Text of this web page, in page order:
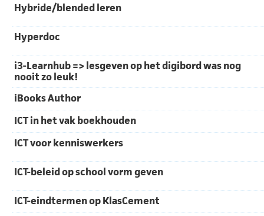
Hybride/blended leren
Hyperdoc
i3-Learnhub => lesgeven op het digibord was nog
nooit zo leuk!
iBooks Author
ICT in het vak boekhouden
ICT voor kenniswerkers
ICT-beleid op school vorm geven
ICT-eindtermen op KlasCement